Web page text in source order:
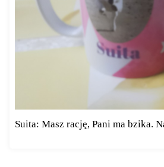
Suita: Masz rację, Pani ma bzika.